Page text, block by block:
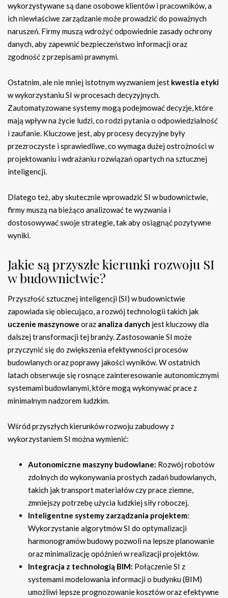
wykorzystywane są dane osobowe klientów i pracowników, a
ich niewłaściwe zarządzanie może prowadzić do poważnych
naruszeń. Firmy muszą wdrożyć odpowiednie zasady ochrony
danych, aby zapewnić bezpieczeństwo informacji oraz
zgodność z przepisami prawnymi.
Ostatnim, ale nie mniej istotnym wyzwaniem jest kwestia etyki
w wykorzystaniu SI w procesach decyzyjnych.
Zautomatyzowane systemy mogą podejmować decyzje, które
mają wpływ na życie ludzi, co rodzi pytania o odpowiedzialność
i zaufanie. Kluczowe jest, aby procesy decyzyjne były
przezroczyste i sprawiedliwe, co wymaga dużej ostrożności w
projektowaniu i wdrażaniu rozwiązań opartych na sztucznej
inteligencji.
Dlatego też, aby skutecznie wprowadzić SI w budownictwie,
firmy muszą na bieżąco analizować te wyzwania i
dostosowywać swoje strategie, tak aby osiągnąć pozytywne
wyniki.
Jakie są przyszłe kierunki rozwoju SI
w budownictwie?
Przyszłość sztucznej inteligencji (SI) w budownictwie
zapowiada się obiecująco, a rozwój technologii takich jak
uczenie maszynowe oraz analiza danych jest kluczowy dla
dalszej transformacji tej branży. Zastosowanie SI może
przyczynić się do zwiększenia efektywności procesów
budowlanych oraz poprawy jakości wyników. W ostatnich
latach obserwuje się rosnące zainteresowanie autonomicznymi
systemami budowlanymi, które mogą wykonywać prace z
minimalnym nadzorem ludzkim.
Wśród przyszłych kierunków rozwoju zabudowy z
wykorzystaniem SI można wymienić:
Autonomiczne maszyny budowlane: Rozwój robotów
zdolnych do wykonywania prostych zadań budowlanych,
takich jak transport materiałów czy prace ziemne,
zmniejszy potrzebę użycia ludzkiej siły roboczej.
Inteligentne systemy zarządzania projektem:
Wykorzystanie algorytmów SI do optymalizacji
harmonogramów budowy pozwoli na lepsze planowanie
oraz minimalizację opóźnień w realizacji projektów.
Integracja z technologią BIM: Połączenie SI z
systemami modelowania informacji o budynku (BIM)
umożliwi lepsze prognozowanie kosztów oraz efektywne